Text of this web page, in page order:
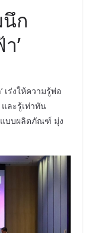
นึก
’
เร่งให้ความรู้พ่อ
ละรู้เท่าทัน
บบผลิตภัณฑ์ มุ่ง